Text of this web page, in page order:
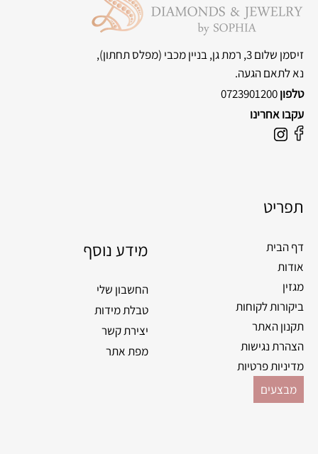
זיסמן שלום 3, רמת גן, בניין מכבי
(מפלס תחתון),
נא לתאם הגעה.
טלפון0723901200
עקבו אחרינו
F
b
o
k
I
a
r
a
m
תפריט
דף הבית
אודות
מגזין
ביקורות לקוחות
תקנון האתר
הצהרת נגישות
מדיניות פרטיות
מבצעים
מידע נוסף
החשבון שלי
טבלת מידות
יצירת קשר
מפת אתר